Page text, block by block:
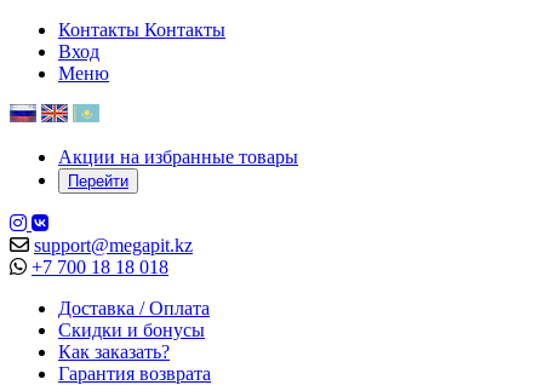
Контакты Контакты
Вход
Меню
Акции на избранные товары
Перейти
support@megapit.kz
+7 700 18 18 018
Доставка / Оплата
Скидки и бонусы
Как заказать?
Гарантия возврата